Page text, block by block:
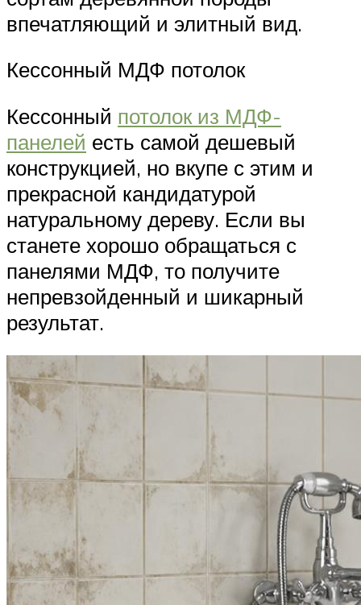
впечатляющий и элитный вид.
Кессонный МДФ потолок
Кессонный потолок из МДФ-
панелей есть самой дешевый
конструкцией, но вкупе с этим и
прекрасной кандидатурой
натуральному дереву. Если вы
станете хорошо обращаться с
панелями МДФ, то получите
непревзойденный и шикарный
результат.